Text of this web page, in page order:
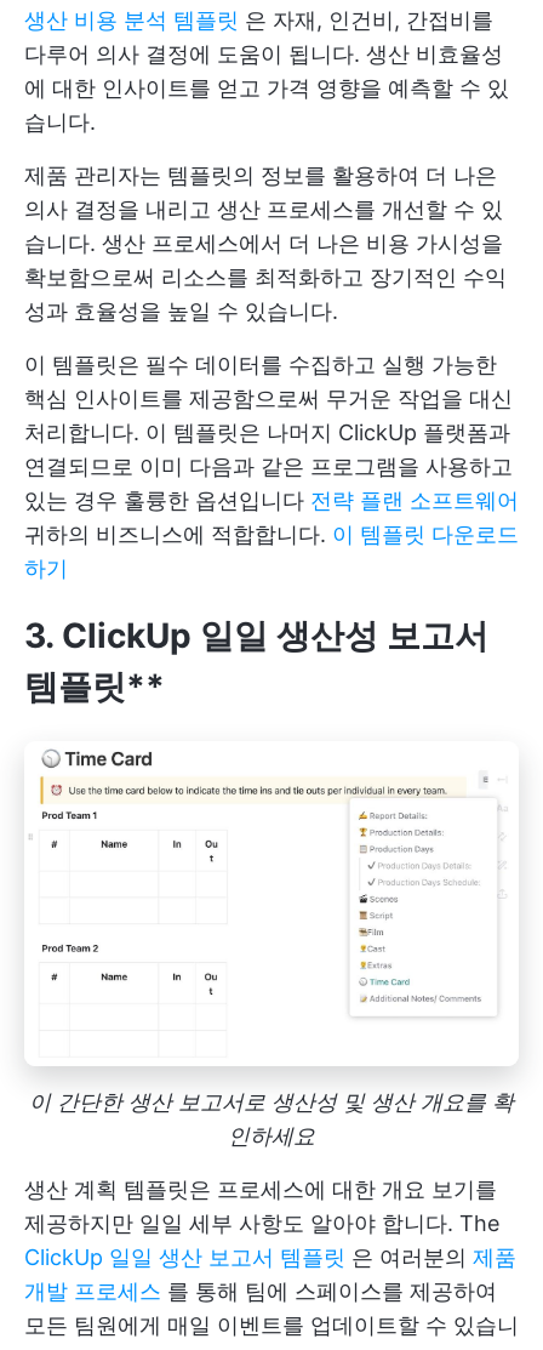
생산 비용 분석 템플릿 은 자재, 인건비, 간접비를
다루어 의사 결정에 도움이 됩니다. 생산 비효율성
에 대한 인사이트를 얻고 가격 영향을 예측할 수 있
습니다.
제품 관리자는 템플릿의 정보를 활용하여 더 나은
의사 결정을 내리고 생산 프로세스를 개선할 수 있
습니다. 생산 프로세스에서 더 나은 비용 가시성을
확보함으로써 리소스를 최적화하고 장기적인 수익
성과 효율성을 높일 수 있습니다.
이 템플릿은 필수 데이터를 수집하고 실행 가능한
핵심 인사이트를 제공함으로써 무거운 작업을 대신
처리합니다. 이 템플릿은 나머지 ClickUp 플랫폼과
연결되므로 이미 다음과 같은 프로그램을 사용하고
있는 경우 훌륭한 옵션입니다 전략 플랜 소프트웨어
귀하의 비즈니스에 적합합니다. 이 템플릿 다운로드
하기
3. ClickUp 일일 생산성 보고서
템플릿**
이 간단한 생산 보고서로 생산성 및 생산 개요를 확
인하세요
생산 계획 템플릿은 프로세스에 대한 개요 보기를
제공하지만 일일 세부 사항도 알아야 합니다. The
ClickUp 일일 생산 보고서 템플릿 은 여러분의 제품
개발 프로세스 를 통해 팀에 스페이스를 제공하여
모든 팀원에게 매일 이벤트를 업데이트할 수 있습니